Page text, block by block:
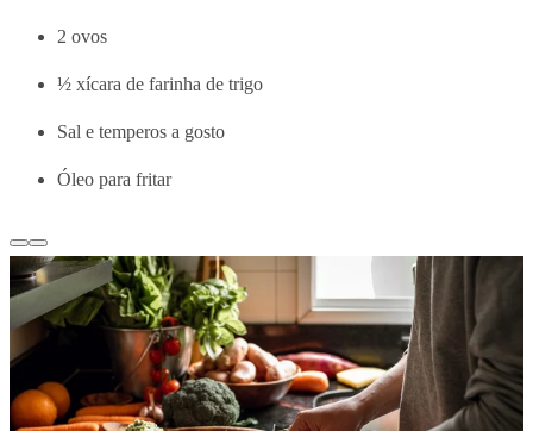
2 ovos
½ xícara de farinha de trigo
Sal e temperos a gosto
Óleo para fritar